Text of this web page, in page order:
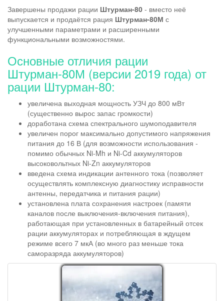
Завершены продажи рации Штурман-80 - вместо неё
выпускается и продаётся рация Штурман-80М с
улучшенными параметрами и расширенными
функциональными возможностями.
Основные отличия рации
Штурман-80М (версии 2019 года) от
рации Штурман-80:
​увеличена выходная мощность УЗЧ до 800 мВт
(существенно вырос запас громкости)
доработана схема спектрального шумоподавителя
увеличен порог максимально допустимого напряжения
питания до 16 В (для возможности использования -
помимо обычных Ni-Mh и Ni-Cd аккумуляторов
высоковольтных Ni-Zn аккумуляторов
введена схема индикации антенного тока (позволяет
осуществлять комплексную диагностику исправности
антенны, передатчика и питания рации)
установлена плата сохранения настроек (памяти
каналов после выключения-включения питания),
работающая при установленных в батарейный отсек
рации аккумуляторах и потребляющая в ждущем
режиме всего 7 мкА (во много раз меньше тока
саморазряда аккумуляторов)